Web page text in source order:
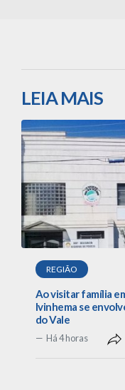
LEIA MAIS
REGIÃO
Ao visitar família
Ivinhema se
do Vale
Há 4 horas